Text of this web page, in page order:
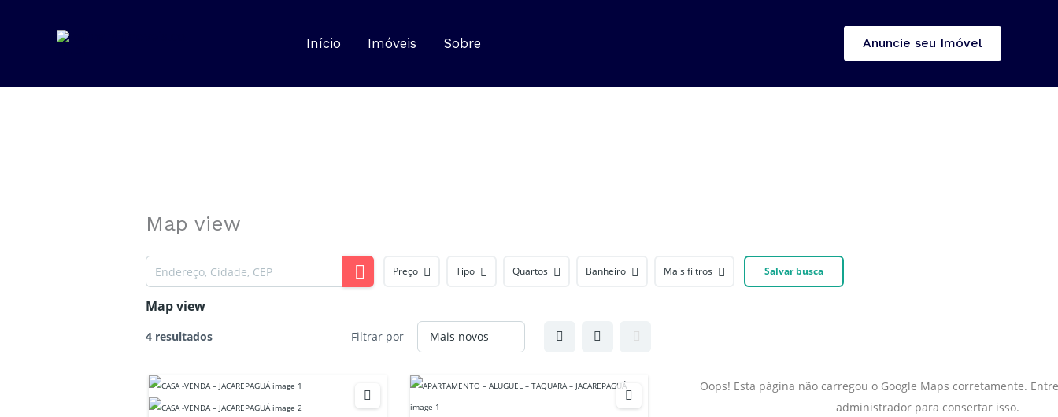
Início Imóveis Sobre Anuncie seu Imóvel
Map view
Salvar busca
Preço Tipo Quartos Banheiro Mais filtros
Map view
4 resultados Filtrar por
Oops! Esta página não carregou o Google Maps corretamente.
administrador para consertar isso.